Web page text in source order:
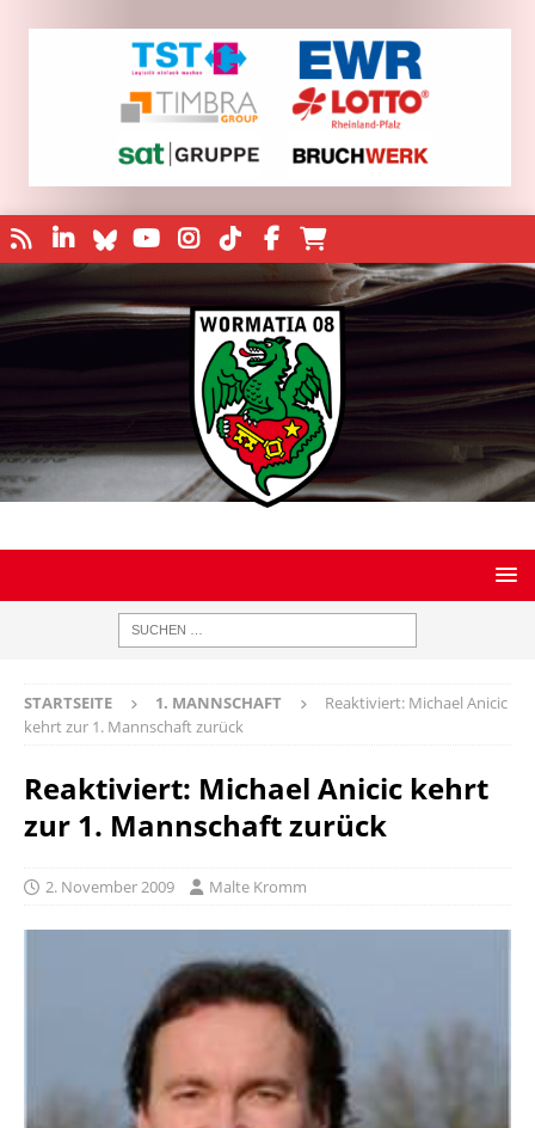
STARTSEITE 1. MANNSCHAFT
Reaktiviert: Michael Anicic
kehrt zur 1. Mannschaft zurück
Reaktiviert: Michael Anicic kehrt
zur 1. Mannschaft zurück
2. November 2009 Malte Kromm